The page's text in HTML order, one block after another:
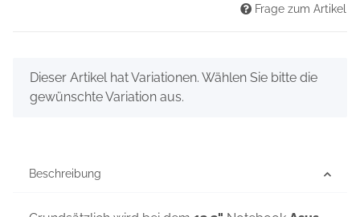
Frage zum Artikel
x
Dieser Artikel hat Variationen. Wählen Sie bitte die
gewünschte Variation aus.
Beschreibung